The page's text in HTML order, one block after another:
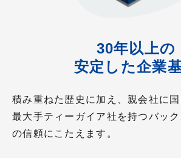
30年以上の
安定した企業
積み重ねた歴史に加え、親会社に
最大手ティーガイア社を持つバッ
の信頼にこたえます。